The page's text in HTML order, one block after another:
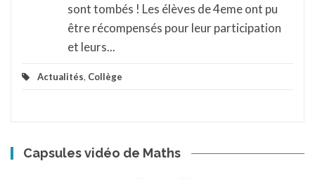
sont tombés ! Les élèves de 4eme ont pu
être récompensés pour leur participation
et leurs...
Actualités, Collège
Capsules vidéo de Maths